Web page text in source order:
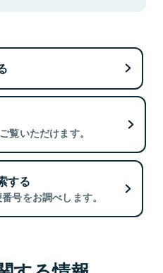
覧いただけます。
する
号をお調べします。